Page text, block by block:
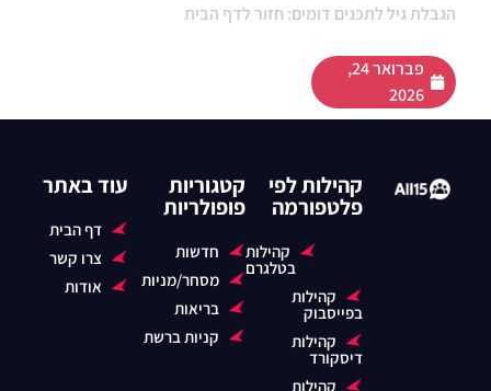
הגבלת גיל לתכנים דומים: חזור לדף הבית
פברואר 24,
2026
קהילות לפי
פלטפורמה
קהילות
בטלגרם
קהילות
בפייסבוק
קהילות
דיסקורד
קהילות
קטגוריות
פופולריות
חדשות
מסחר/מניות
בריאות
קניות ברשת
עוד באתר
דף הבית
צרו קשר
אודות